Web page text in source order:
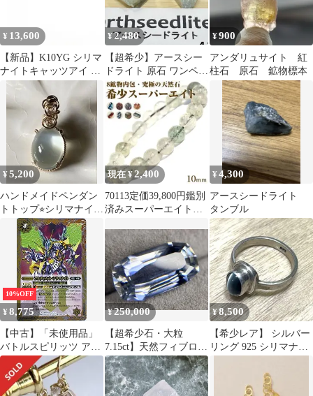
¥ 13,600
【新品】K10YG シリマ
ナイトキャッツアイ ネ
ックレス
¥2,480
【超希少】アースシー
ドライト 原石 ワンペア
4.8g 天然石 鉱物標本
¥900
アンダリュサイト 紅
柱石 原石 鉱物標本
¥5,200
ハンドメイドペンダン
トトップ⭐︎シリマナイト
キャッツアイ
現在 ¥2,400
70113定価39,800円鑑別
済みスーパーエイト・
レス
¥4,300
アースシードライト
タンブル
10%OFF
¥8,775
【中古】「未使用品」
バトルスピリッツ アル
ティメット・シリマナ
イト R レア BS29-048
アルティメット 白
¥250,000
【超希少石・大粒
7.15ct】天然フィブロラ
イト シリマナイト ルー
ス
¥8,500
【希少レア】 シルバー
リング 925 シリマナイ